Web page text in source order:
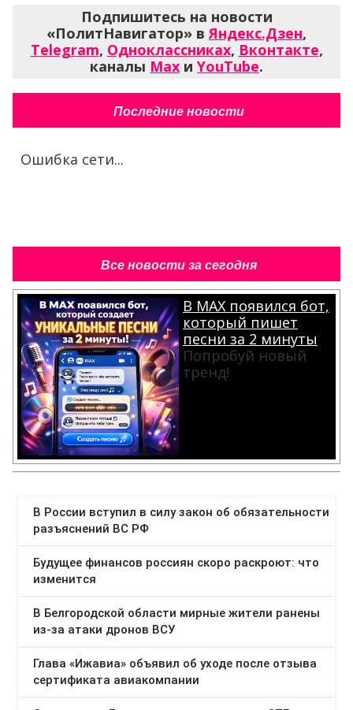
Подпишитесь на новости
«ПолитНавигатор» вЯндекс.Дзен,
Telegram, Одноклассниках, Вконтакте,
каналы Max и YouTube.
Последние новости
Ошибка сети...
Все новости за сегодня
В MAX появился бот,
который пишет
песни за 2 минуты
Попробуй новый
тренд!